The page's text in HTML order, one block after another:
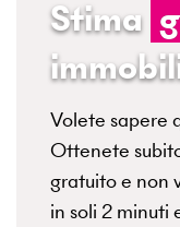
Stima
Volete sapere
Ottenete
gratuito e non
in soli 2 minuti